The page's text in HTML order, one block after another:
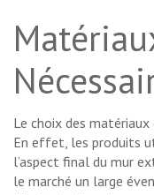
Le choix des
En effet, les produits
l’aspect final du mur
le marché un large